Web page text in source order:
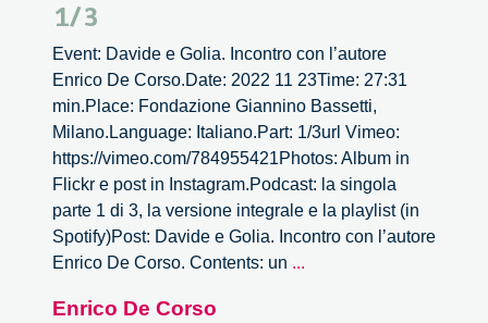
1/3
Event: Davide e Golia. Incontro con l’autore
Enrico De Corso.Date: 2022 11 23Time: 27:31
min.Place: Fondazione Giannino Bassetti,
Milano.Language: Italiano.Part: 1/3url Vimeo:
https://vimeo.com/784955421Photos: Album in
Flickr e post in Instagram.Podcast: la singola
parte 1 di 3, la versione integrale e la playlist (in
Spotify)Post: Davide e Golia. Incontro con l’autore
Enrico De Corso. Contents: un ...
Enrico De Corso